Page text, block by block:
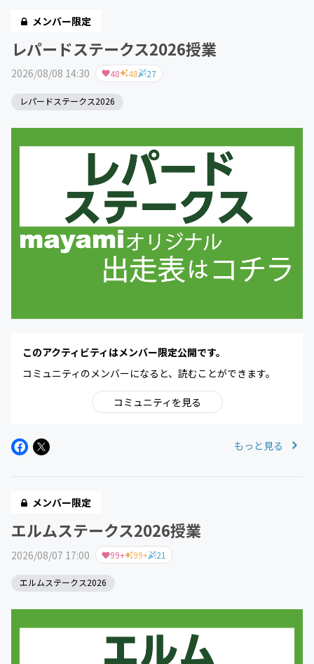
メンバー限定
レパードステークス2026授業
2026/08/08 14:30 48 48 27
レパードステークス2026
このアクティビティはメンバー限定公開です。
コミュニティのメンバーになると、読むことができます。
コミュニティを見る
もっと見る
メンバー限定
エルムステークス2026授業
2026/08/07 17:00 99+ 99+ 21
エルムステークス2026